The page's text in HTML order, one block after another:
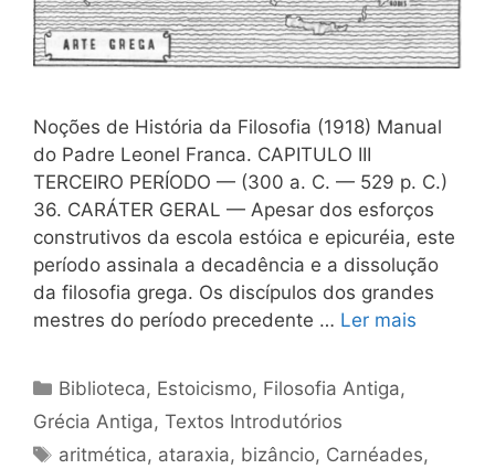
Noções de História da Filosofia (1918) Manual
do Padre Leonel Franca. CAPITULO III
TERCEIRO PERÍODO — (300 a. C. — 529 p. C.)
36. CARÁTER GERAL — Apesar dos esforços
construtivos da escola estóica e epicuréia, este
período assinala a decadência e a dissolução
da filosofia grega. Os discípulos dos grandes
mestres do período precedente … Ler mais
Categorias
Biblioteca, Estoicismo, Filosofia Antiga,
Grécia Antiga, Textos Introdutórios
Tags
aritmética, ataraxia, bizâncio, Carnéades,